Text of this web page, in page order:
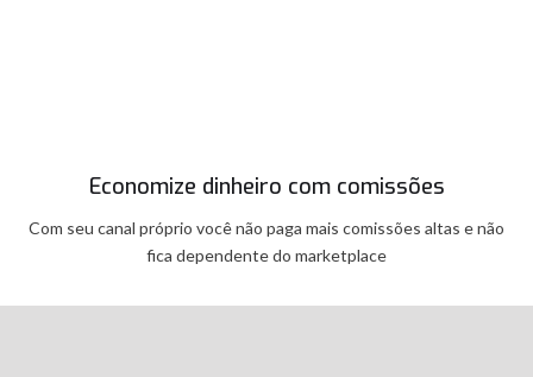
Economize dinheiro com comissões
Com seu canal próprio você não paga mais comissões altas e não
fica dependente do marketplace